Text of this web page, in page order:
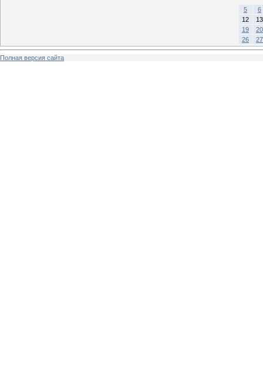
5
6
12
13
19
20
26
27
Полная версия сайта